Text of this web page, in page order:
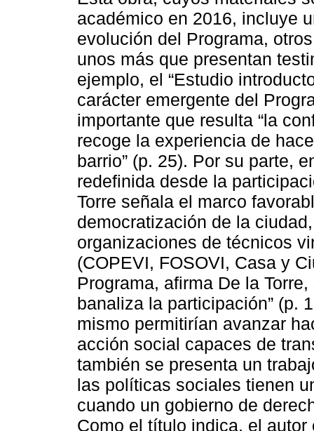
académico en 2016, incluye
evolución del Programa,
unos más que presentan
ejemplo, el “Estudio
carácter emergente del
importante que resulta “la
recoge la experiencia de
barrio” (p. 25). Por su parte,
redefinida desde la
Torre señala el marco
democratización de la
organizaciones de técnicos
(COPEVI, FOSOVI, Casa y
Programa, afirma De la
banaliza la participación” (p.
mismo permitirían avanzar
acción social capaces de
también se presenta un
las políticas sociales tienen
cuando un gobierno de
Como el título indica, el